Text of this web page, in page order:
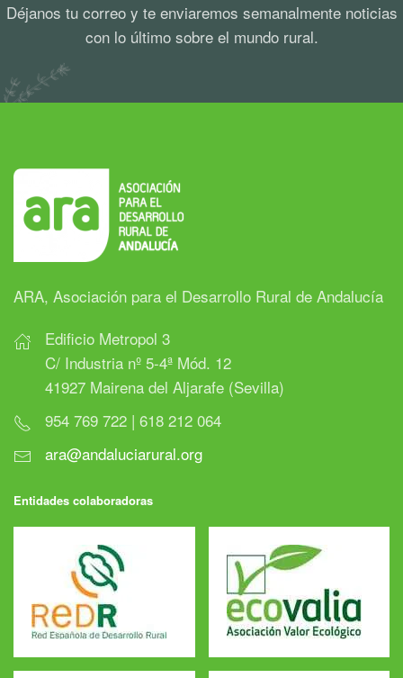
Déjanos tu correo y te enviaremos semanalmente noticias
con lo último sobre el mundo rural.
ARA, Asociación para el Desarrollo Rural de Andalucía
Edificio Metropol 3
C/ Industria nº 5-4ª Mód. 12
41927 Mairena del Aljarafe (Sevilla)
954 769 722 | 618 212 064
ara@andaluciarural.org
Entidades colaboradoras